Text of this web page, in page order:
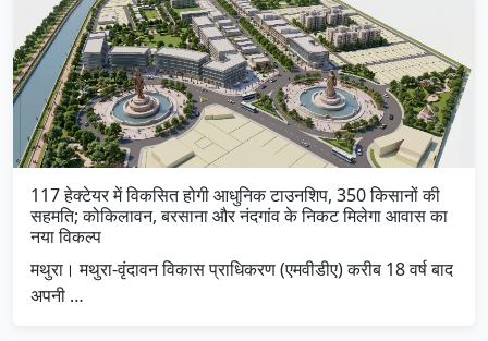
117 हेक्टेयर में विकसित होगी आधुनिक टाउनशिप, 350 किसानों की
सहमति; कोकिलावन, बरसाना और नंदगांव के निकट मिलेगा आवास का
नया विकल्प
मथुरा। मथुरा-वृंदावन विकास प्राधिकरण (एमवीडीए) करीब 18 वर्ष बाद
अपनी …